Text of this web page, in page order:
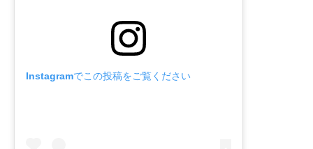
Instagramでこの投稿をご覧ください